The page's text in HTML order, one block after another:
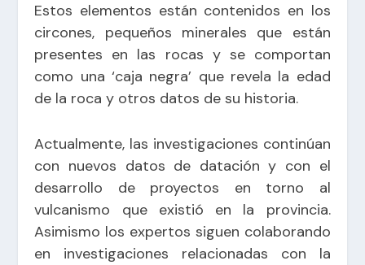
Estos elementos están contenidos en los
circones, pequeños minerales que están
presentes en las rocas y se comportan
como una ‘caja negra’ que revela la edad
de la roca y otros datos de su historia.
Actualmente, las investigaciones continúan
con nuevos datos de datación y con el
desarrollo de proyectos en torno al
vulcanismo que existió en la provincia.
Asimismo los expertos siguen colaborando
en investigaciones relacionadas con la